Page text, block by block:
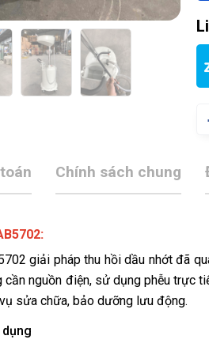
Chính sách chung
:
giải pháp thu hồi dầu nhớt đã
nguồn điện, sử dụng phễu trực
sửa chữa, bảo dưỡng lưu động.